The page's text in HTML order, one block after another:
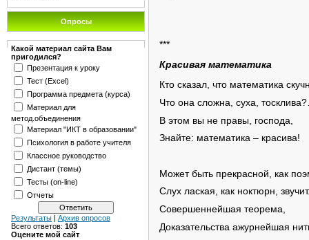
Опросы
Какой материал сайта Вам
пригодился?
Презентация к уроку
Тест (Excel)
Программа предмета (курса)
Материал для
метод.объединения
Материал "ИКТ в образовании"
Психология в работе учителя
Классное руководство
Дистант (темы)
Тесты (on-line)
Отчеты
Результаты | Архив опросов
Всего ответов: 103
Оцените мой сайт
***
Красивая математика
Кто сказал, что математика
Что она сложна, суха,
В этом вы не правы, господа,
Знайте: математика – красива!
Может быть прекрасной, как
Слух лаская, как ноктюрн,
Совершеннейшая теорема,
Доказательства ажурнейшая